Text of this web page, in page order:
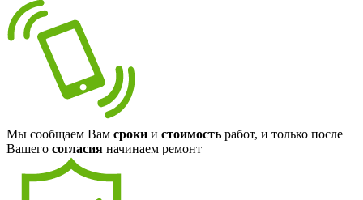
Мы сообщаем Вам сроки и стоимость работ, и только после
Вашего согласия начинаем ремонт